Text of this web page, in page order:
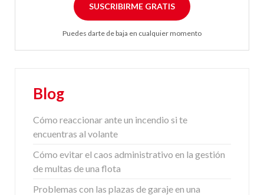
SUSCRIBIRME GRATIS
Puedes darte de baja en cualquier momento
Blog
Cómo reaccionar ante un incendio si te
encuentras al volante
Cómo evitar el caos administrativo en la gestión
de multas de una flota
Problemas con las plazas de garaje en una